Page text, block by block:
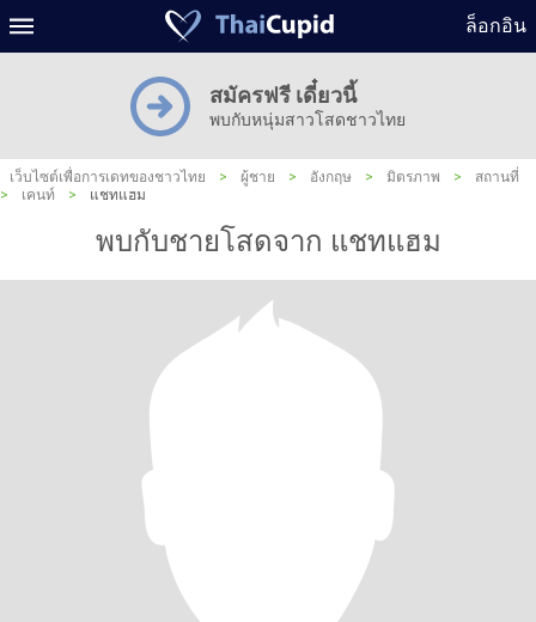
ล็อกอิน
สมัครฟรี เดี๋ยวนี้
พบกับหนุ่มสาวโสดชาวไทย
เว็บไซต์เพื่อการเดทของชาวไทย > ผู้ชาย > อังกฤษ > มิตรภาพ >
สถานที่
>
เคนท์ > แชทแฮม
พบกับชายโสดจาก แชทแฮม